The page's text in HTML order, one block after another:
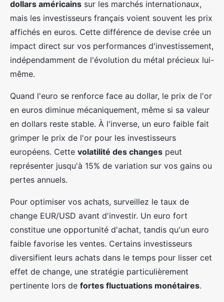
dollars américains sur les marchés internationaux,
mais les investisseurs français voient souvent les prix
affichés en euros. Cette différence de devise crée un
impact direct sur vos performances d'investissement,
indépendamment de l'évolution du métal précieux lui-
même.
Quand l'euro se renforce face au dollar, le prix de l'or
en euros diminue mécaniquement, même si sa valeur
en dollars reste stable. À l'inverse, un euro faible fait
grimper le prix de l'or pour les investisseurs
européens. Cette volatilité des changes peut
représenter jusqu'à 15% de variation sur vos gains ou
pertes annuels.
Pour optimiser vos achats, surveillez le taux de
change EUR/USD avant d'investir. Un euro fort
constitue une opportunité d'achat, tandis qu'un euro
faible favorise les ventes. Certains investisseurs
diversifient leurs achats dans le temps pour lisser cet
effet de change, une stratégie particulièrement
pertinente lors de fortes fluctuations monétaires.